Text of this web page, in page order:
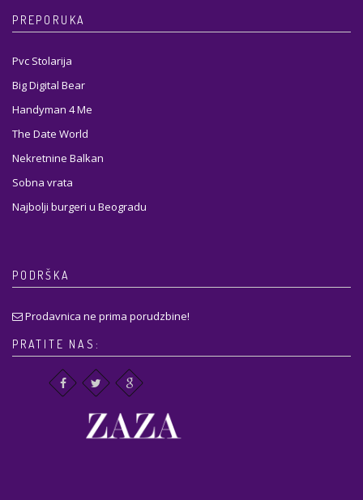
PREPORUKA
Pvc Stolarija
Big Digital Bear
Handyman 4 Me
The Date World
Nekretnine Balkan
Sobna vrata
Najbolji burgeri u Beogradu
PODRŠKA
Prodavnica ne prima porudzbine!
PRATITE NAS: